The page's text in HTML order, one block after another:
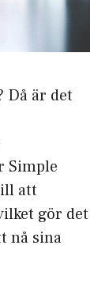
Då är det
Simple
att
gör det
nå sina